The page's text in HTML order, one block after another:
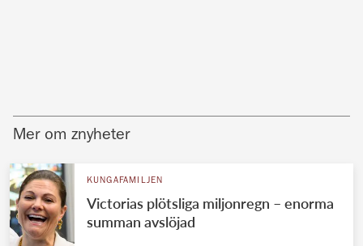
Mer om znyheter
KUNGAFAMILJEN
Victorias plötsliga miljonregn – enorma
summan avslöjad